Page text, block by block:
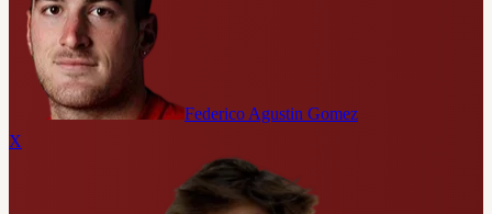
Federico Agustin Gomez
X